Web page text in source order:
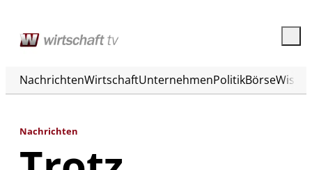
NachrichtenWirtschaftUnternehmenPolitikBörse
Nachrichten